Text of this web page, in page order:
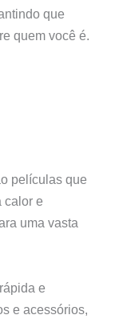
que
quem você é.
películas que
calor e
uma vasta
e
e acessórios,